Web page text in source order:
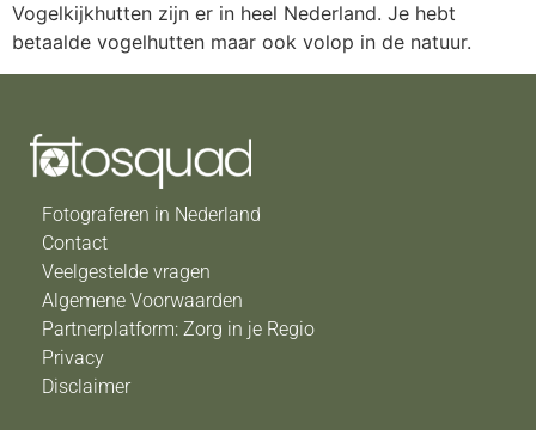
Vogelkijkhutten zijn er in heel Nederland. Je hebt
betaalde vogelhutten maar ook volop in de natuur.
Fotograferen in Nederland
Contact
Veelgestelde vragen
Algemene Voorwaarden
Partnerplatform: Zorg in je Regio
Privacy
Disclaimer